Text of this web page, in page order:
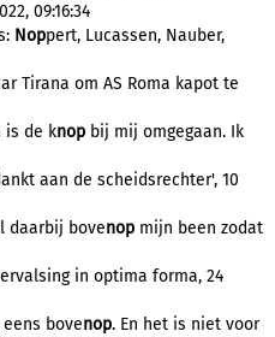
09:16:34
Noppert, Lucassen, Nauber,
Tirana om AS Roma kapot te
is de knop bij mij omgegaan. Ik
aan de scheidsrechter', 10
daarbij bovenop mijn been zodat
in optima forma, 24
bovenop. En het is niet voor